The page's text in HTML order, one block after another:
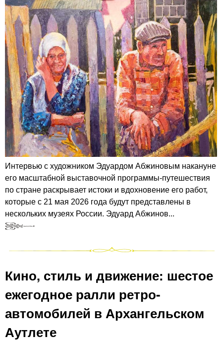
Интервью с художником Эдуардом Абжиновым накануне
его масштабной выставочной программы-путешествия
по стране раскрывает истоки и вдохновение его работ,
которые с 21 мая 2026 года будут представлены в
нескольких музеях России. Эдуард Абжинов...
Кино, стиль и движение: шестое
ежегодное ралли ретро-
автомобилей в Архангельском
Аутлете